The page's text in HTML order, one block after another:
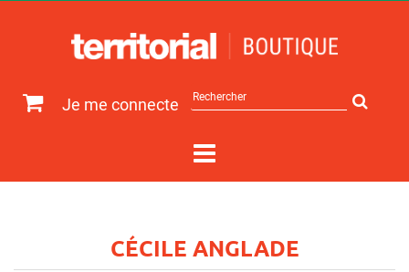
Je me connecte
sur
CÉCILE ANGLADE